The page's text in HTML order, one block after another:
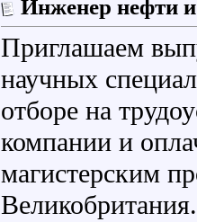
Инженер нефти и
Приглашаем
научных
отборе на
компании и
магистерским
Великобритания.